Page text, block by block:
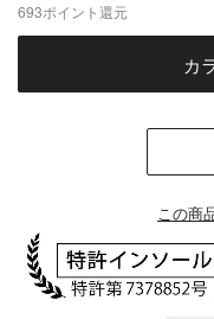
693ポイント還元
カ
この商